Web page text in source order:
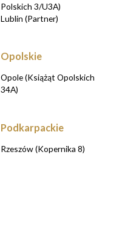
Polskich 3/U3A)
Lublin (Partner)
Opolskie
Opole (Książąt Opolskich
34A)
Podkarpackie
Rzeszów (Kopernika 8)